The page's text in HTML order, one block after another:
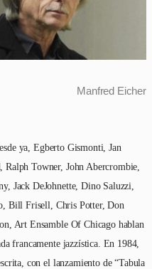
Manfred Eicher
ya, Egberto Gismonti, Jan
Towner, John Abercrombie,
Jack DeJohnette, Dino Saluzzi,
Bill Frisell, Chris Potter, Don
Art Ensamble Of Chicago hablan
francamente jazzística. En 1984,
con el lanzamiento de “Tabula